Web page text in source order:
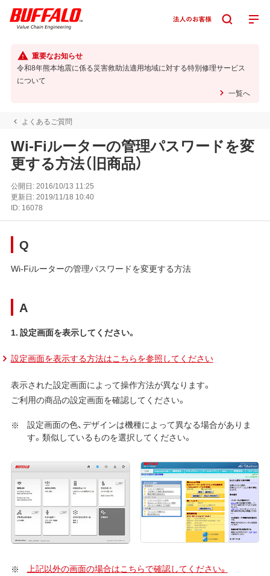
重要なお知らせ
令和8年熊本地震に係る災害救助法適用地域に対する特別修理サービス
について
一覧へ
よくあるご質問
Wi-Fiルーターの管理パスワードを変
更する方法（旧商品）
公開日:2016/10/13 11:25
更新日:2019/11/18 10:40
ID: 16078
Q
Wi-Fiルーターの管理パスワードを変更する方法
A
1. 設定画面を表示してください。
設定画面を表示する方法はこちらを参照してください
表示された設定画面によって操作方法が異なります。
ご利用の商品の設定画面を確認してください。
設定画面の色、デザインは機種によって異なる場合がありま
す。類似しているものを選択してください。
上記以外の画面の場合はこちらで確認してください。